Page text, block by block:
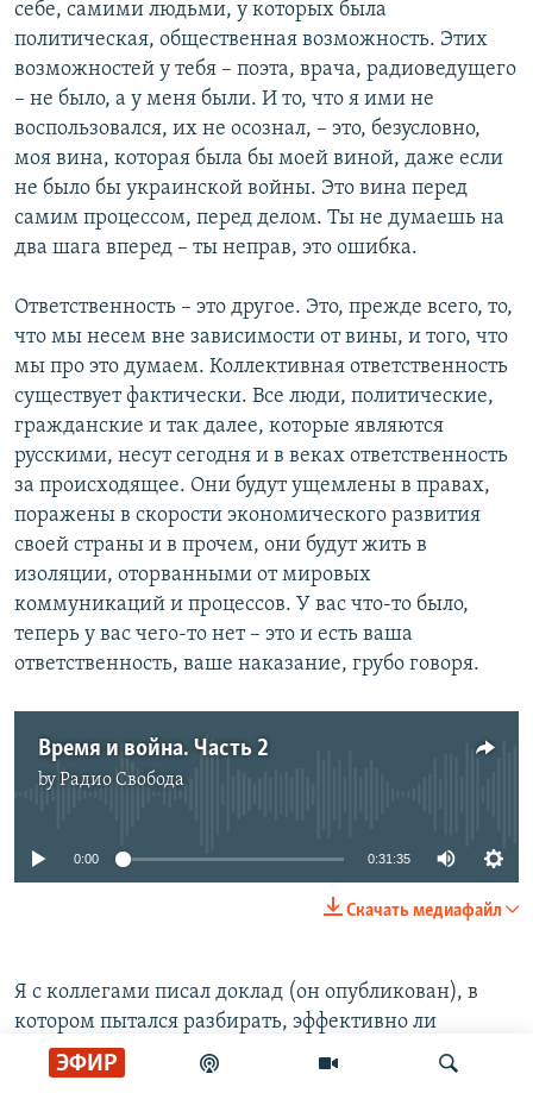
ЭФИР
себе, самими людьми, у которых была
политическая, общественная возможность. Этих
возможностей у тебя – поэта, врача, радиоведущего
– не было, а у меня были. И то, что я ими не
воспользовался, их не осознал, – это, безусловно,
моя вина, которая была бы моей виной, даже если
не было бы украинской войны. Это вина перед
самим процессом, перед делом. Ты не думаешь на
два шага вперед – ты неправ, это ошибка.
Ответственность – это другое. Это, прежде всего, то,
что мы несем вне зависимости от вины, и того, что
мы про это думаем. Коллективная ответственность
существует фактически. Все люди, политические,
гражданские и так далее, которые являются
русскими, несут сегодня и в веках ответственность
за происходящее. Они будут ущемлены в правах,
поражены в скорости экономического развития
своей страны и в прочем, они будут жить в
изоляции, оторванными от мировых
коммуникаций и процессов. У вас что-то было,
теперь у вас чего-то нет – это и есть ваша
ответственность, ваше наказание, грубо говоря.
Время и война. Часть 2
byРадио Свобода
No media source currently available
0:00 0:31:35
Скачать медиафайл
Я с коллегами писал доклад (он опубликован), в
котором пытался разбирать, эффективно ли
наложение такой ответственности для решения
задач, которые действительно должны быть